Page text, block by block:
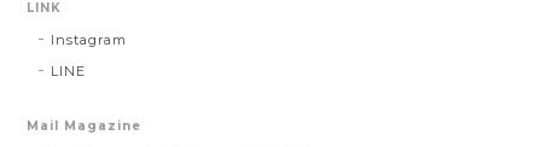
LINK
Instagram
LINE
Mail Magazine